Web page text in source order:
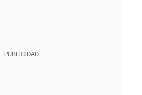
PUBLICIDAD